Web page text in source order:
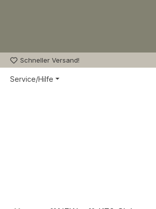
Schneller Versand!
Service/Hilfe